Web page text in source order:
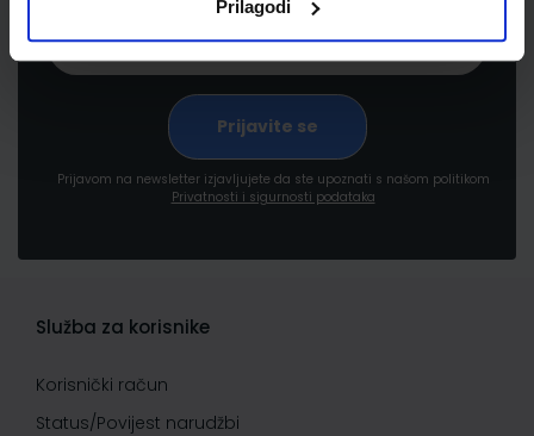
Prilagodi
Prijavom na newsletter izjavljujete da ste upoznati s našom politikom
Privatnosti i sigurnosti podataka
Služba za korisnike
Korisnički račun
Status/Povijest narudžbi